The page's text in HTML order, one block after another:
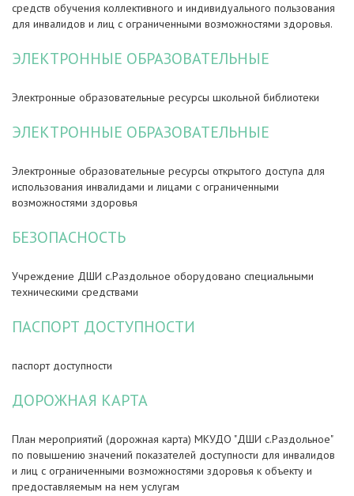
средств обучения коллективного и индивидуального пользования
для инвалидов и лиц с ограниченными возможностями здоровья.
ЭЛЕКТРОННЫЕ ОБРАЗОВАТЕЛЬНЫЕ
Электронные образовательные ресурсы школьной библиотеки
ЭЛЕКТРОННЫЕ ОБРАЗОВАТЕЛЬНЫЕ
Электронные образовательные ресурсы открытого доступа для
использования инвалидами и лицами с ограниченными
возможностями здоровья
БЕЗОПАСНОСТЬ
Учреждение ДШИ с.Раздольное оборудовано специальными
техническими средствами
ПАСПОРТ ДОСТУПНОСТИ
паспорт доступности
ДОРОЖНАЯ КАРТА
План мероприятий (дорожная карта) МКУДО "ДШИ с.Раздольное"
по повышению значений показателей доступности для инвалидов
и лиц с ограниченными возможностями здоровья к объекту и
предоставляемым на нем услугам